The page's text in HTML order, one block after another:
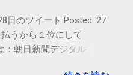
日のツイート Posted: 27
払うから１位にして
：朝日新聞デジタル